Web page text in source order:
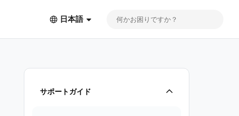
日本語
サポートガイド